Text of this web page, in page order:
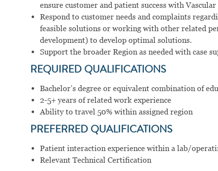
ensure customer and patient success with Vascular
Respond to customer needs and complaints
feasible solutions or working with other related
development) to develop optimal solutions.
Support the broader Region as needed with case
REQUIRED QUALIFICATIONS
Bachelor’s degree or equivalent combination of
2-5+ years of related work experience
Ability to travel 50% within assigned region
PREFERRED QUALIFICATIONS
Patient interaction experience within a lab/
Relevant Technical Certification